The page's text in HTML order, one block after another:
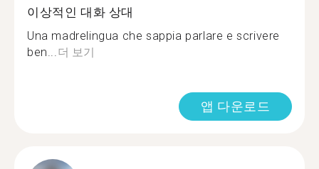
이상적인 대화 상대
Una madrelingua che sappia parlare e scrivere
ben...더 보기
앱 다운로드